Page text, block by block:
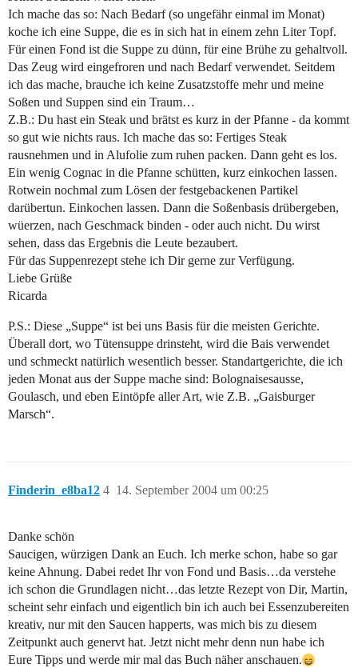
Ich mache das so: Nach Bedarf (so ungefähr einmal im Monat)
koche ich eine Suppe, die es in sich hat in einem zehn Liter Topf.
Für einen Fond ist die Suppe zu dünn, für eine Brühe zu gehaltvoll.
Das Zeug wird eingefroren und nach Bedarf verwendet. Seitdem
ich das mache, brauche ich keine Zusatzstoffe mehr und meine
Soßen und Suppen sind ein Traum…
Z.B.: Du hast ein Steak und brätst es kurz in der Pfanne - da kommt
so gut wie nichts raus. Ich mache das so: Fertiges Steak
rausnehmen und in Alufolie zum ruhen packen. Dann geht es los.
Ein wenig Cognac in die Pfanne schütten, kurz einkochen lassen.
Rotwein nochmal zum Lösen der festgebackenen Partikel
darübertun. Einkochen lassen. Dann die Soßenbasis drübergeben,
wüerzen, nach Geschmack binden - oder auch nicht. Du wirst
sehen, dass das Ergebnis die Leute bezaubert.
Für das Suppenrezept stehe ich Dir gerne zur Verfügung.
Liebe Grüße
Ricarda
P.S.: Diese „Suppe“ ist bei uns Basis für die meisten Gerichte.
Überall dort, wo Tütensuppe drinsteht, wird die Bais verwendet
und schmeckt natürlich wesentlich besser. Standartgerichte, die ich
jeden Monat aus der Suppe mache sind: Bolognaisesausse,
Goulasch, und eben Eintöpfe aller Art, wie Z.B. „Gaisburger
Marsch“.
Finderin_e8ba12 14. September 2004 um 00:25
4
Danke schön
Saucigen, würzigen Dank an Euch. Ich merke schon, habe so gar
keine Ahnung. Dabei redet Ihr von Fond und Basis…da verstehe
ich schon die Grundlagen nicht…das letzte Rezept von Dir, Martin,
scheint sehr einfach und eigentlich bin ich auch bei Essenzubereiten
kreativ, nur mit den Saucen happerts, was mich bis zu diesem
Zeitpunkt auch genervt hat. Jetzt nicht mehr denn nun habe ich
Eure Tipps und werde mir mal das Buch näher anschauen.